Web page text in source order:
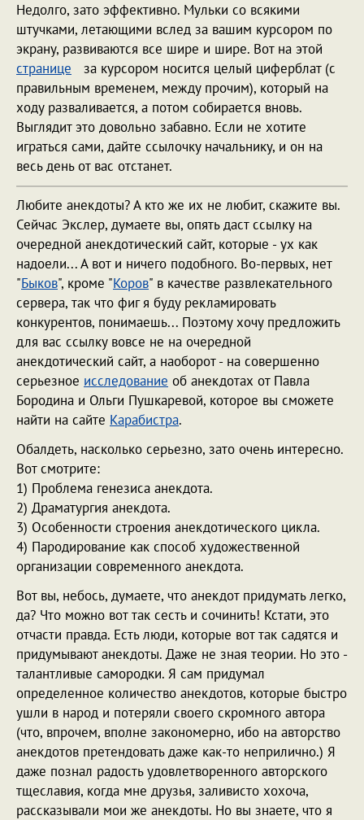
Недолго, зато эффективно. Мульки со всякими
штучками, летающими вслед за вашим курсором по
экрану, развиваются все шире и шире. Вот на этой
странице за курсором носится целый циферблат (с
правильным временем, между прочим), который на
ходу разваливается, а потом собирается вновь.
Выглядит это довольно забавно. Если не хотите
играться сами, дайте ссылочку начальнику, и он на
весь день от вас отстанет.
Любите анекдоты? А кто же их не любит, скажите вы.
Сейчас Экслер, думаете вы, опять даст ссылку на
очередной анекдотический сайт, которые - ух как
надоели... А вот и ничего подобного. Во-первых, нет
"Быков", кроме "Коров" в качестве развлекательного
сервера, так что фиг я буду рекламировать
конкурентов, понимаешь... Поэтому хочу предложить
для вас ссылку вовсе не на очередной
анекдотический сайт, а наоборот - на совершенно
серьезное исследование об анекдотах от Павла
Бородина и Ольги Пушкаревой, которое вы сможете
найти на сайте Карабистра.
Обалдеть, насколько серьезно, зато очень интересно.
Вот смотрите:
1) Проблема генезиса анекдота.
2) Драматургия анекдота.
3) Особенности строения анекдотического цикла.
4) Пародирование как способ художественной
организации современного анекдота.
Вот вы, небось, думаете, что анекдот придумать легко,
да? Что можно вот так сесть и сочинить! Кстати, это
отчасти правда. Есть люди, которые вот так садятся и
придумывают анекдоты. Даже не зная теории. Но это -
талантливые самородки. Я сам придумал
определенное количество анекдотов, которые быстро
ушли в народ и потеряли своего скромного автора
(что, впрочем, вполне закономерно, ибо на авторство
анекдотов претендовать даже как-то неприлично.) Я
даже познал радость удовлетворенного авторского
тщеславия, когда мне друзья, заливисто хохоча,
рассказывали мои же анекдоты. Но вы знаете, что я